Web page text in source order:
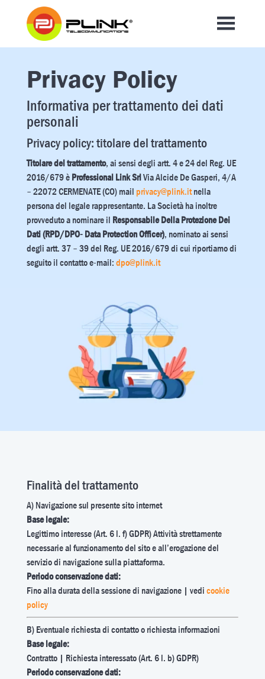
Privacy Policy
Informativa per trattamento dei dati
personali
Privacy policy: titolare del trattamento
Titolare del trattamento, ai sensi degli artt. 4 e 24 del Reg. UE
2016/679 èProfessional Link SrlVia Alcide De Gasperi, 4/A
– 22072 CERMENATE (CO) mail privacy@plink.itnella
persona del legale rappresentante. La Società ha inoltre
provveduto a nominare il Responsabile Della Protezione Dei
Dati (RPD/DPO- Data Protection Officer), nominato ai sensi
degli artt. 37 – 39 del Reg. UE 2016/679 di cui riportiamo di
seguito il contatto e-mail:dpo@plink.it
Finalità del trattamento
A) Navigazione sul presente sito internet
Base legale:
Legittimo interesse (Art. 6 l. f) GDPR) Attività strettamente
necessarie al funzionamento del sito e all’erogazione del
servizio di navigazione sulla piattaforma.
Periodo conservazione dati:
Fino alla durata della sessione di navigazione | vedicookie
policy
B) Eventuale richiesta di contatto o richiesta informazioni
Base legale:
Contratto | Richiesta interessato (Art. 6 l. b) GDPR)
Periodo conservazione dati: